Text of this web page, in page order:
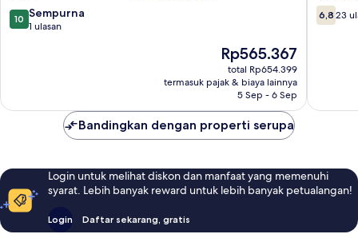
10.0
dari
10 Sempurna
1 ulasan
Harga
sekarang
Rp565.367
Rp565.367
total Rp654.399
termasuk pajak & biaya lainnya
5 Sep - 6 Sep
6.8
dari
6,8 23
Bandingkan dengan properti serupa
Login untuk melihat diskon dan manfaat yang memenuhi
syarat. Lebih banyak reward untuk lebih banyak petualangan!
Login Daftar sekarang, gratis